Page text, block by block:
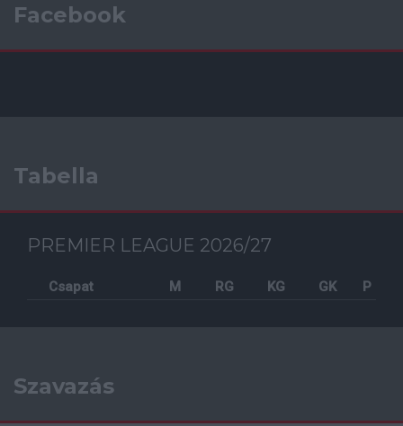
Facebook
Tabella
PREMIER LEAGUE 2026/27
Csapat M RG KG GK P
Szavazás